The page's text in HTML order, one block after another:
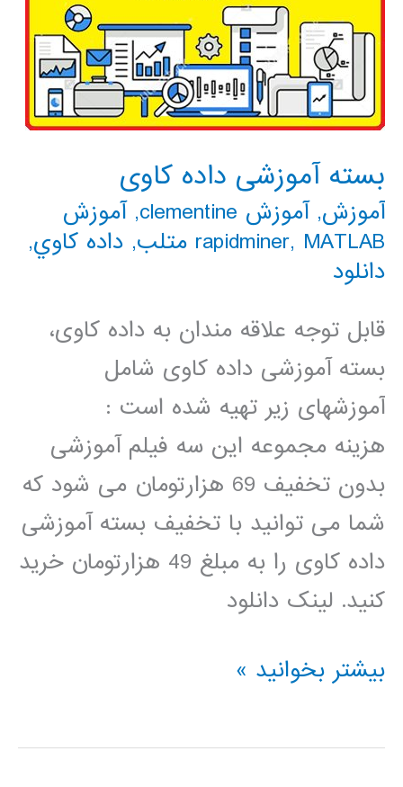
بسته آموزشی داده کاوی
آموزش,آموزش clementine ,آموزش
rapidminer, MATLAB متلب , داده كاوي,
دانلود
قابل توجه علاقه مندان به داده کاوی،
بسته آموزشی داده کاوی شامل
آموزشهای زیر تهیه شده است :
هزینه مجموعه این سه فیلم آموزشی
بدون تخفیف 69 هزارتومان می شود که
شما می توانید با تخفیف بسته آموزشی
داده کاوی را به مبلغ 49 هزارتومان خرید
کنید. لینک دانلود
بسته
داده
بیشتر بخوانید »